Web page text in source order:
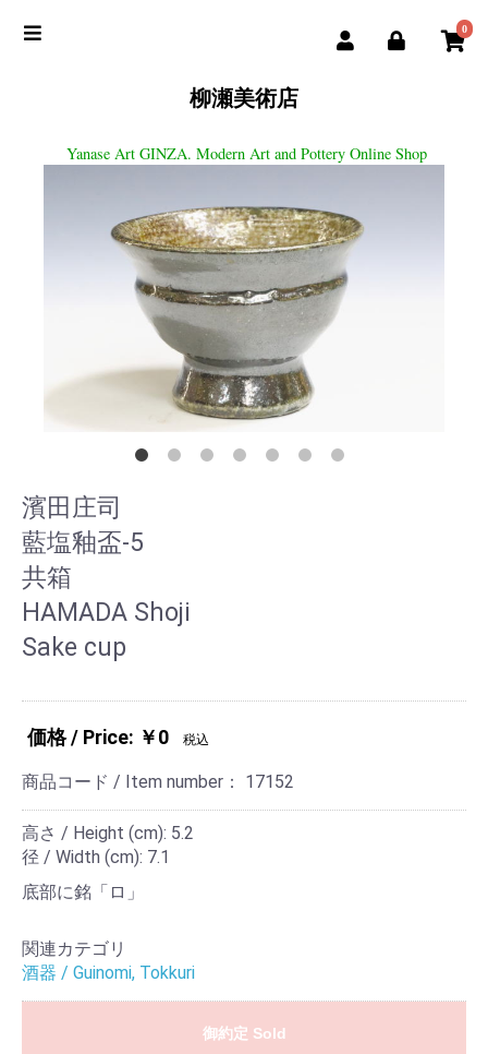
0
柳瀬美術店
Yanase Art GINZA. Modern Art and Pottery Online Shop
濱田庄司
藍塩釉盃-5
共箱
HAMADA Shoji
Sake cup
価格 / Price: ￥0 税込
商品コード / Item number： 17152
高さ / Height (cm): 5.2
径 / Width (cm): 7.1
底部に銘「ロ」
関連カテゴリ
酒器 / Guinomi, Tokkuri
御約定 Sold